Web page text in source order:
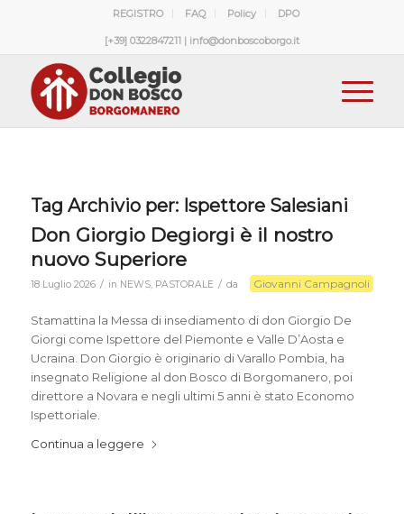
REGISTRO FAQ Policy DPO
[+39] 0322847211 | info@donboscoborgo.it
Tag Archivio per: Ispettore Salesiani
Don Giorgio Degiorgi è il nostro
nuovo Superiore
18 Luglio 2026 / in NEWS, PASTORALE / da Giovanni Campagnoli
Stamattina la Messa di insediamento di don Giorgio De
Giorgi come Ispettore del Piemonte e Valle D’Aosta e
Ucraina. Don Giorgio è originario di Varallo Pombia, ha
insegnato Religione al don Bosco di Borgomanero, poi
direttore a Novara e negli ultimi 5 anni è stato Economo
Ispettoriale.
Continua a leggere